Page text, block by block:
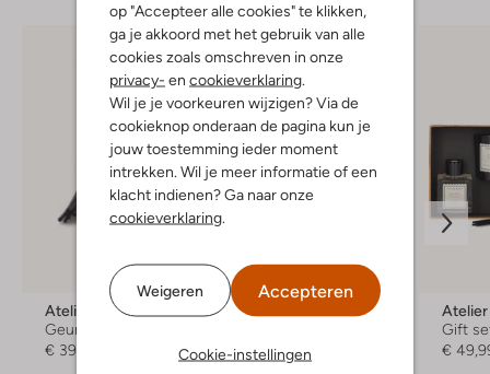
op "Accepteer alle cookies" te klikken,
ga je akkoord met het gebruik van alle
cookies zoals omschreven in onze
privacy- en cookieverklaring.
Wil je je voorkeuren wijzigen? Via de
cookieknop onderaan de pagina kun je
jouw toestemming ieder moment
intrekken. Wil je meer informatie of een
klacht indienen? Ga naar onze
cookieverklaring.
Weigeren Accepteren
Cookie-instellingen
Atelier Rebul
Geurstokjes
€ 39,99
Atelier Rebul
€ 39,99
Atelier
Gift
€